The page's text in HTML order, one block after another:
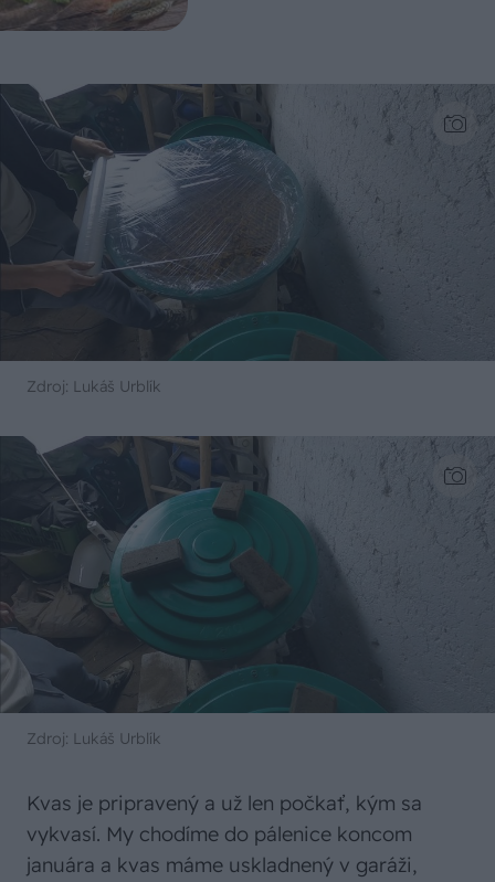
Zdroj: Lukáš Urblík
Zdroj: Lukáš Urblík
Kvas je pripravený a už len počkať, kým sa
vykvasí. My chodíme do pálenice koncom
januára a kvas máme uskladnený v garáži,